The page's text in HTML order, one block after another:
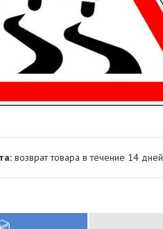
возврат товара в течение 14 дней